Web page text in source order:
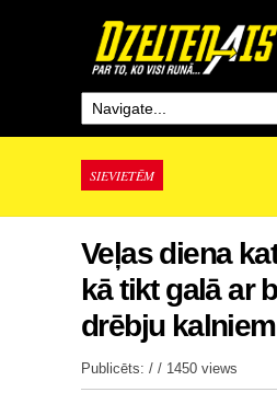
SIEVIETĒM
Veļas diena
kā tikt galā ar
drēbju kalniem
Publicēts: / / 1450 views